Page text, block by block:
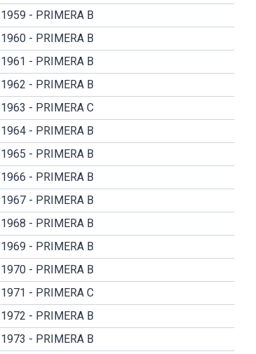
1959 - PRIMERA B
1960 - PRIMERA B
1961 - PRIMERA B
1962 - PRIMERA B
1963 - PRIMERA C
1964 - PRIMERA B
1965 - PRIMERA B
1966 - PRIMERA B
1967 - PRIMERA B
1968 - PRIMERA B
1969 - PRIMERA B
1970 - PRIMERA B
1971 - PRIMERA C
1972 - PRIMERA B
1973 - PRIMERA B